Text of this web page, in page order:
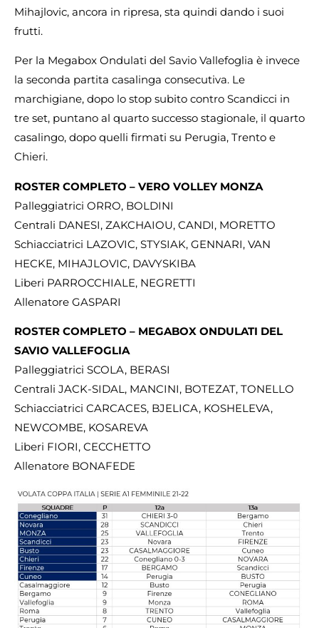
Mihajlovic, ancora in ripresa, sta quindi dando i suoi
frutti.
Per la Megabox Ondulati del Savio Vallefoglia è invece
la seconda partita casalinga consecutiva. Le
marchigiane, dopo lo stop subito contro Scandicci in
tre set, puntano al quarto successo stagionale, il quarto
casalingo, dopo quelli firmati su Perugia, Trento e
Chieri.
ROSTER COMPLETO – VERO VOLLEY MONZA
Palleggiatrici ORRO, BOLDINI
Centrali DANESI, ZAKCHAIOU, CANDI, MORETTO
Schiacciatrici LAZOVIC, STYSIAK, GENNARI, VAN
HECKE, MIHAJLOVIC, DAVYSKIBA
Liberi PARROCCHIALE, NEGRETTI
Allenatore GASPARI
ROSTER COMPLETO – MEGABOX ONDULATI DEL
SAVIO VALLEFOGLIA
Palleggiatrici SCOLA, BERASI
Centrali JACK-SIDAL, MANCINI, BOTEZAT, TONELLO
Schiacciatrici CARCACES, BJELICA, KOSHELEVA,
NEWCOMBE, KOSAREVA
Liberi FIORI, CECCHETTO
Allenatore BONAFEDE